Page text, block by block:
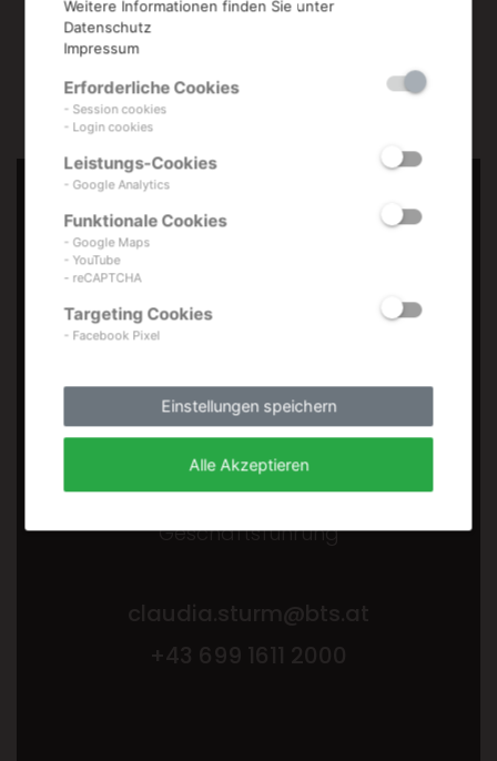
Weitere Informationen finden Sie unter
Datenschutz
Impressum
Erforderliche Cookies
- Session cookies
- Login cookies
Leistungs-Cookies
- Google Analytics
Funktionale Cookies
- Google Maps
- YouTube
- reCAPTCHA
Targeting Cookies
- Facebook Pixel
Einstellungen speichern
Alle Akzeptieren
Claudia Sturm
Geschäftsführung